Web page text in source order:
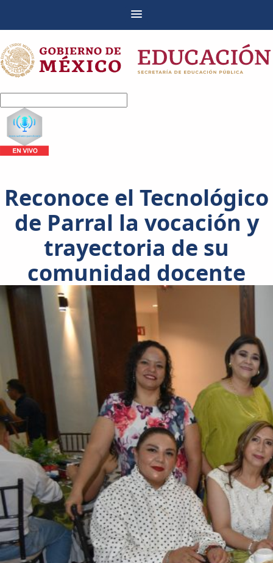
Reconoce el Tecnológico
de Parral la vocación y
trayectoria de su
comunidad docente